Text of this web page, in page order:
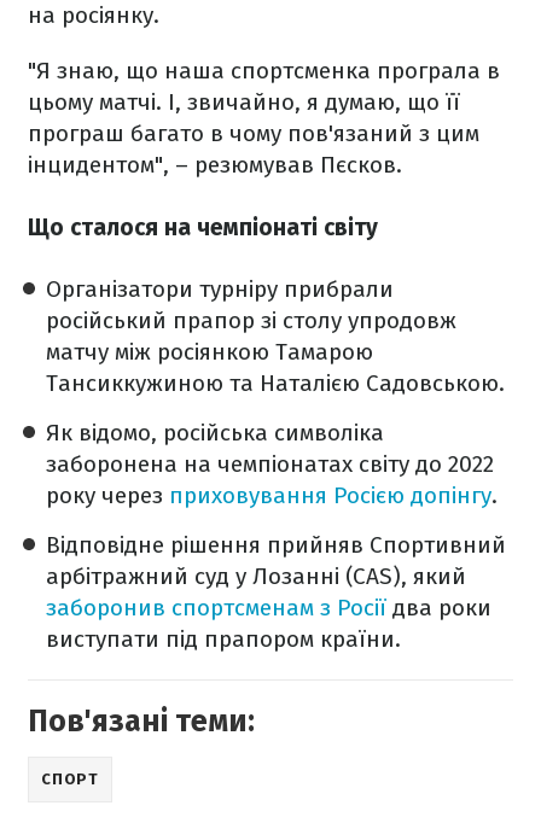
на росіянку.
"Я знаю, що наша спортсменка програла в
цьому матчі. І, звичайно, я думаю, що її
програш багато в чому пов'язаний з цим
інцидентом", – резюмував Пєсков.
Що сталося на чемпіонаті світу
Організатори турніру прибрали
російський прапор зі столу упродовж
матчу між росіянкою Тамарою
Тансиккужиною та Наталією Садовською.
Як відомо, російська символіка
заборонена на чемпіонатах світу до 2022
року через приховування Росією допінгу.
Відповідне рішення прийняв Спортивний
арбітражний суд у Лозанні (CAS), який
заборонив спортсменам з Росії два роки
виступати під прапором країни.
Пов'язані теми:
СПОРТ